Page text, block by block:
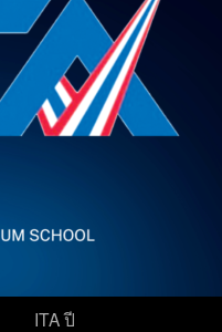
ITA ปี